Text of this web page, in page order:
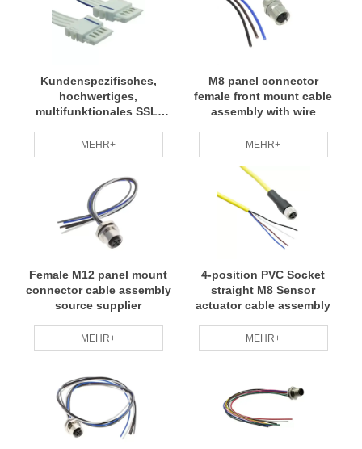
Kundenspezifisches,
hochwertiges,
multifunktionales SSL-
Beleuchtungskabel
MEHR+
M8 panel connector
female front mount cable
assembly with wire
MEHR+
Female M12 panel mount
connector cable assembly
source supplier
MEHR+
4-position PVC Socket
straight M8 Sensor
actuator cable assembly
MEHR+